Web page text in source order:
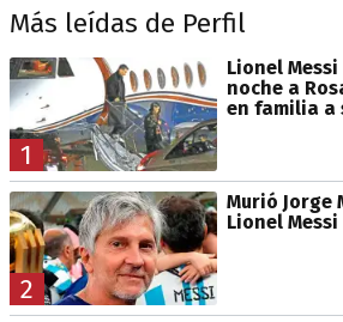
Más leídas de Perfil
1
Lionel
noche a
en familia a
2
Murió Jorge
Lionel Messi